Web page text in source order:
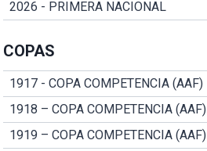
2026 - PRIMERA NACIONAL
COPAS
1917 - COPA COMPETENCIA (AAF)
1918 – COPA COMPETENCIA (AAF)
1919 – COPA COMPETENCIA (AAF)